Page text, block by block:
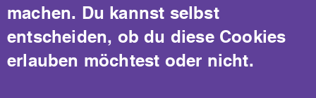
Leichte Sprache ermöglicht ein
selbstbestimmtes Mitmachen bei
machen. Du kannst selbst
entscheiden, ob du diese Cookies
erlauben möchtest oder nicht.